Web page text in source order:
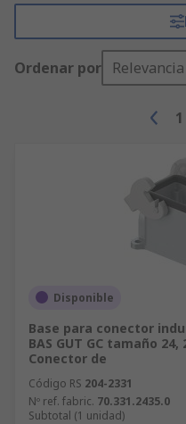
Ordenar por Relevancia
1
Disponible
Base para conector
BAS GUT GC tamaño
Conector de
Código RS 204-2331
Nº ref. fabric. 70.331.2435.0
Subtotal (1 unidad)